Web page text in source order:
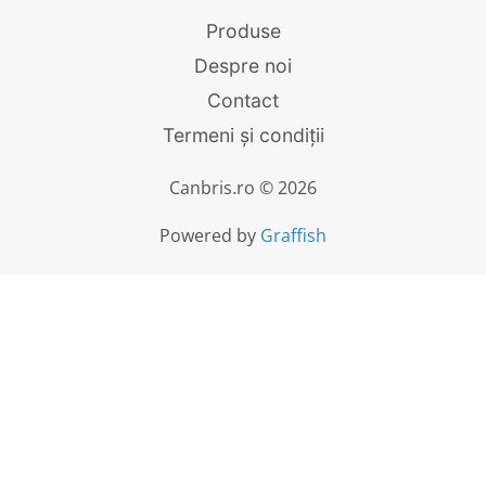
Produse
Despre noi
Contact
Termeni și condiții
Canbris.ro © 2026
Powered by Graffish